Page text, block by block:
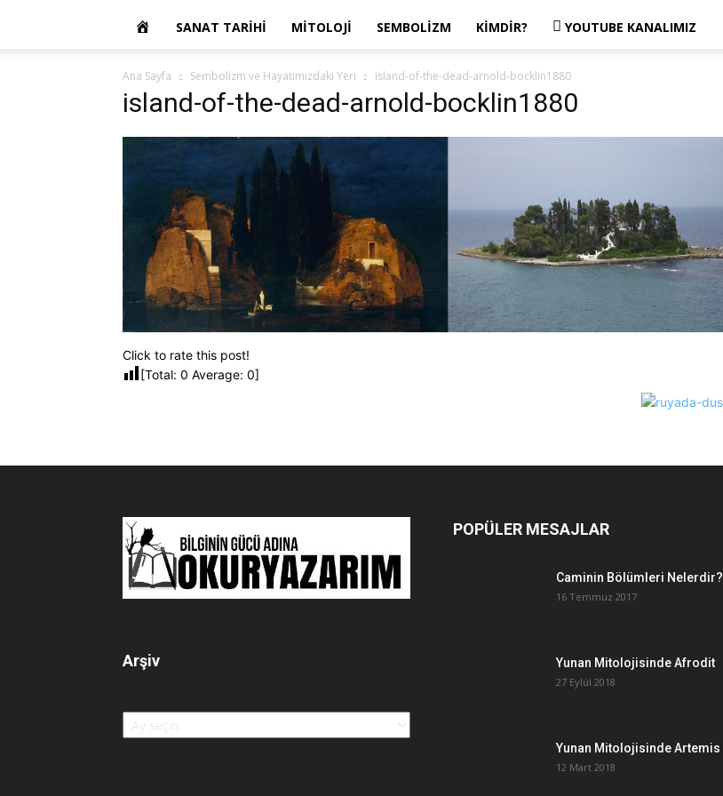
OKUR
YAZARIM
SANAT TARIHI MITOLOJI SEMBOLIZM KIMDIR? YOUTUBE KANALIMIZ
Ana Sayfa Sembolizm ve Hayatımızdaki Yeri island-of-the-dead-arnold-bocklin1880
island-of-the-dead-arnold-bocklin1880
Click to rate this post!
[Total: 0 Average: 0]
Arşiv
Arşiv
POPÜLER MESAJLAR
Caminin Bölümleri Nelerdir?
16 Temmuz 2017
Yunan Mitolojisinde Afrodit
27 Eylül 2018
Yunan Mitolojisinde Artemis
12 Mart 2018